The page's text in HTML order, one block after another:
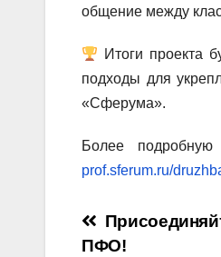
общение между
Итоги проекта
подходы для
«Сферума».
Более
prof.sferum.ru/
ПФО!